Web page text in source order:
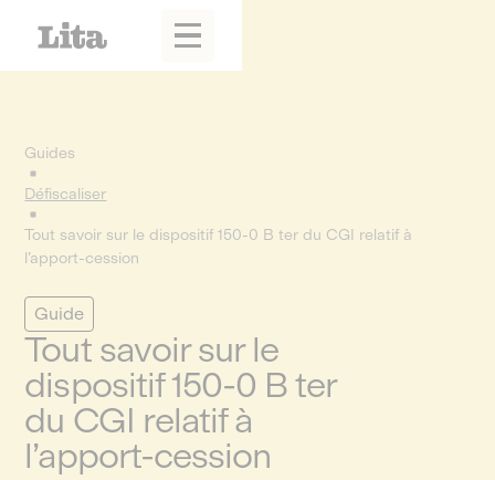
Guides
Défiscaliser
Tout savoir sur le dispositif 150-0 B ter du CGI relatif à
l’apport-cession
Guide
Tout savoir sur le
dispositif 150-0 B ter
du CGI relatif à
l’apport-cession